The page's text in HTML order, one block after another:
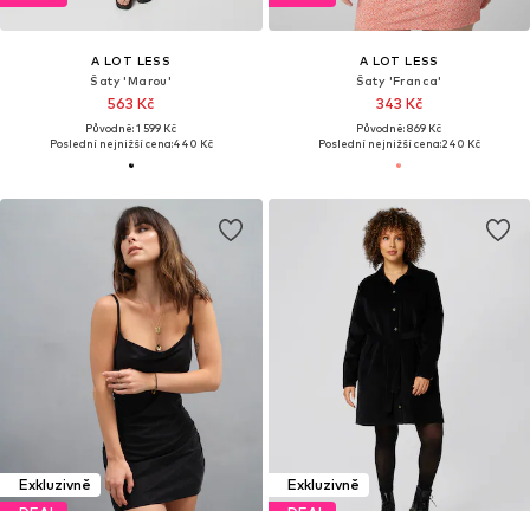
A LOT LESS
Šaty 'Marou'
563 Kč
Původně: 1 599 Kč
Poslední nejnižší cena:440 Kč
A LOT LESS
Šaty 'Franca'
343 Kč
Původně: 869 Kč
Poslední nejnižší cena:240 Kč
Exkluzivně
Exkluzivně